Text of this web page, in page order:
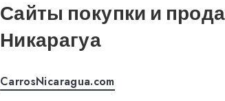
Сайты покупки и
Никарагуа
CarrosNicaragua.com